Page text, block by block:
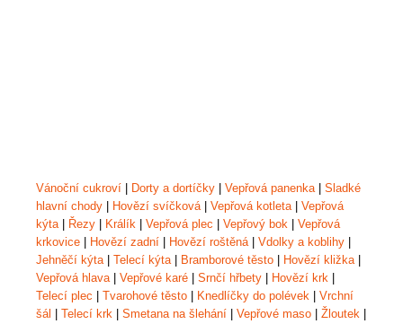
Vánoční cukroví Dorty a dortíčky Vepřová panenka| Sladké
hlavní chody
Hovězí svíčková| Vepřová kotleta| Vepřová
kýta| Řezy Králík Vepřová plec Vepřový bok
Vepřová
krkovice
Hovězí zadní Hovězí roštěná| Vdolky a koblihy
Jehněčí kýta| Telecí kýta| Bramborové těsto Hovězí kližka|
Vepřová hlava| Vepřové karé Srnčí hřbety Hovězí krk
Telecí plec
Tvarohové těsto Knedlíčky do polévek
Vrchní
šál
Telecí krk Smetana na šlehání Vepřové maso Žloutek